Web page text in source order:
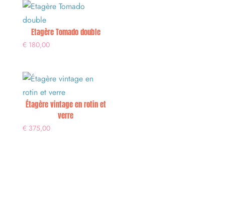
Etagère Tomado double
€180,00
Étagère vintage en rotin et
verre
€375,00